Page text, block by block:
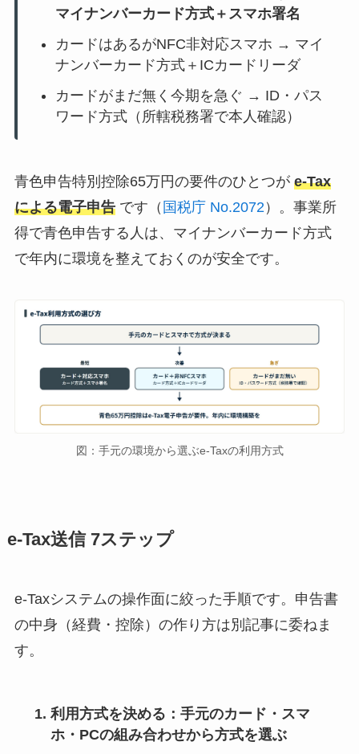
マイナンバーカード方式＋スマホ署名
カードはあるがNFC非対応スマホ → マイ
ナンバーカード方式＋ICカードリーダ
カードがまだ無く今期を急ぐ → ID・パス
ワード方式（所轄税務署で本人確認）
青色申告特別控除65万円の要件のひとつが e-Tax
による電子申告です（ 国税庁 No.2072 ）。事業所
得で青色申告する人は、マイナンバーカード方式
で年内に環境を整えておくのが安全です。
図：手元の環境から選ぶe-Taxの利用方式
e-Tax送信 7ステップ
e-Taxシステムの操作面に絞った手順です。申告書
の中身（経費・控除）の作り方は別記事に委ねま
す。
利用方式を決める ：手元のカード・スマ
ホ・PCの組み合わせから方式を選ぶ